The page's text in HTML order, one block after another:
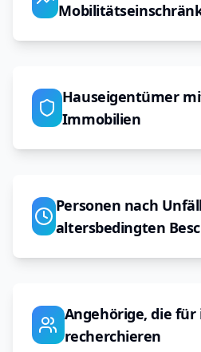
Hauseigentümer
Immobilien
Personen nach
altersbedingten
Angehörige, die für
recherchieren